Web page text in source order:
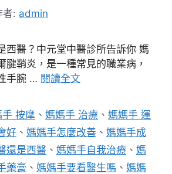
者: admin
西醫？中元堂中醫診所告訴你 媽
腱鞘炎，是一種常見的職業病，
手腕 … 閱讀全文
手 按摩 、媽媽手 治療 、媽媽手 運
好 、 媽媽手怎麼改善 、 媽媽手成
還是西醫 、 媽媽手自我治療 、 媽
藥膏 、 媽媽手要看醫生嗎 、 媽媽